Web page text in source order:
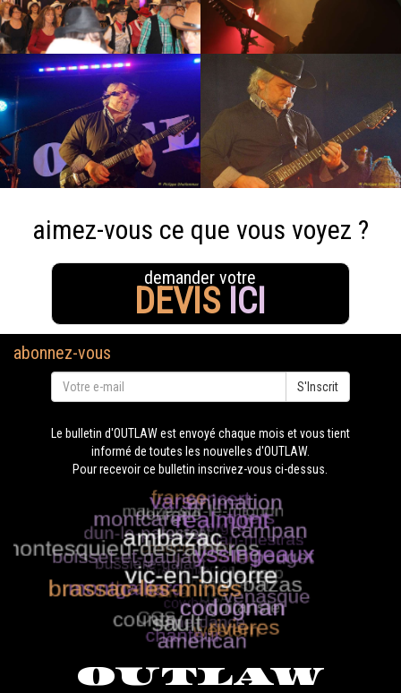
aimez-vous ce que vous voyez ?
demander votre
DEVIS ICI
abonnez-vous
S'Inscrit
Le bulletin d'OUTLAW est envoyé chaque mois et vous tient
informé de toutes les nouvelles d'OUTLAW.
Pour recevoir ce bulletin inscrivez-vous ci-dessus.
OUTLAW